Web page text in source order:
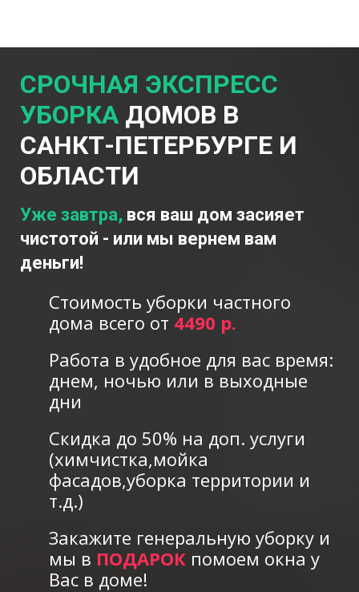
СРОЧНАЯ ЭКСПРЕСС
УБОРКА ДОМОВ В
САНКТ-ПЕТЕРБУРГЕ И
ОБЛАСТИ
Уже завтра, вся ваш дом засияет
чистотой - или мы вернем вам
деньги!
Стоимость уборки частного
дома всего от 4490 р.
Работа в удобное для вас время:
днем, ночью или в выходные
дни
Скидка до 50% на доп. услуги
(химчистка,мойка
фасадов,уборка территории и
т.д.)
Закажите генеральную уборку и
мы в ПОДАРОК помоем окна у
Вас в доме!